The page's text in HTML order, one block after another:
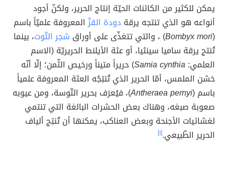
يمكن للكثير من الكائنات الحيّة إنتاج الحرير، ولكنّ أجود
أنواعه هو الذي تنتجه يرقةدودة القزّالمعروفة علميّاََ باسم
(
Bombyx mori) ، والتي تتغذّى على أوراق شجر التّوت، بينما
تُنتج يرقة ساميا سينثيا، أو عثة الأيلنط الحريريّة (الاسم
العلمي:Samia cynthia) حريراََ متيناََ ورخيص الثّمن؛ إلّا أنّه
خشن الملمس، أمّا الحرير الذي تُنتِجُه العثة المعروفة علمياََ
باسم (Antheraea pernyi)، فيُعرَف بحرير التّوسة، ومن عيوبه
صعوبة صبغه، وهناك بعض الحشرات البالغة التي تنتمي
لغشائيات الأجنحة وبعض العناكب، يمكنها أن تُنتِج ألياف
الحرير الطّبيعي.[١]